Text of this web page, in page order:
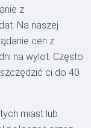
z
Na naszej
cen z
na wylot. Często
ci do 40
miast lub